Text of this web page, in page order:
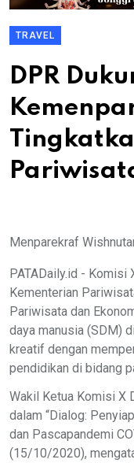
TRAVEL
DPR
Menparekraf
PATADaily.id - Komisi
Kementerian
Pariwisata dan
daya manusia (SDM)
kreatif dengan
pendidikan di bidang
Wakil Ketua Komisi X
dalam “Dialog:
dan Pascapandemi
(15/10/2020),